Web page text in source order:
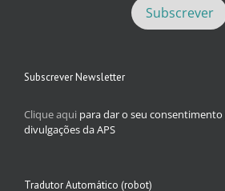
Subscrever Newsletter
Clique aqui para dar o seu consentimento
divulgações da APS
Tradutor Automático (robot)